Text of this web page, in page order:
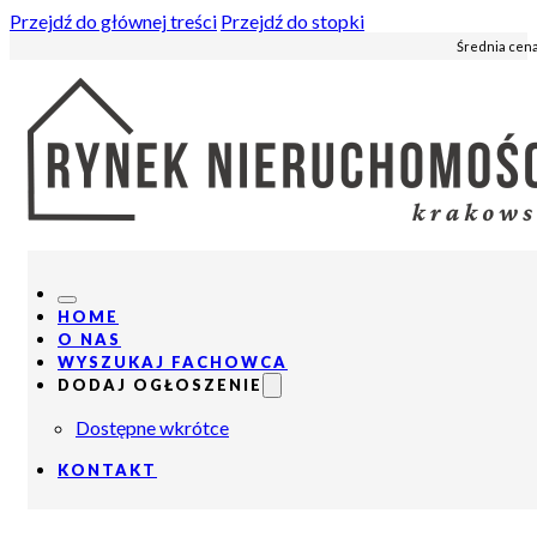
Przejdź do głównej treści Przejdź do stopki
Średnia
HOME
O NAS
WYSZUKAJ FACHOWCA
DODAJ OGŁOSZENIE
Dostępne wkrótce
KONTAKT